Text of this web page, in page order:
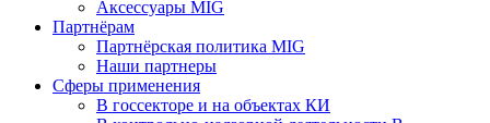
Аксессуары MIG
Партнёрам
Партнёрская политика MIG
Наши партнеры
Сферы применения
В госсекторе и на объектах КИ